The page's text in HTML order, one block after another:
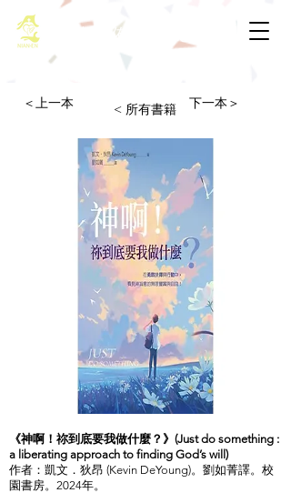
基督教佈道中心念恩堂
＜上一本 < 所有書籍 下一本＞
《神啊！祢到底要我做什麼？》(Just do something :
a liberating approach to finding God’s will)
作者：凱文．狄昂 (Kevin DeYoung)。劉如菁譯。校
園書房。2024年。